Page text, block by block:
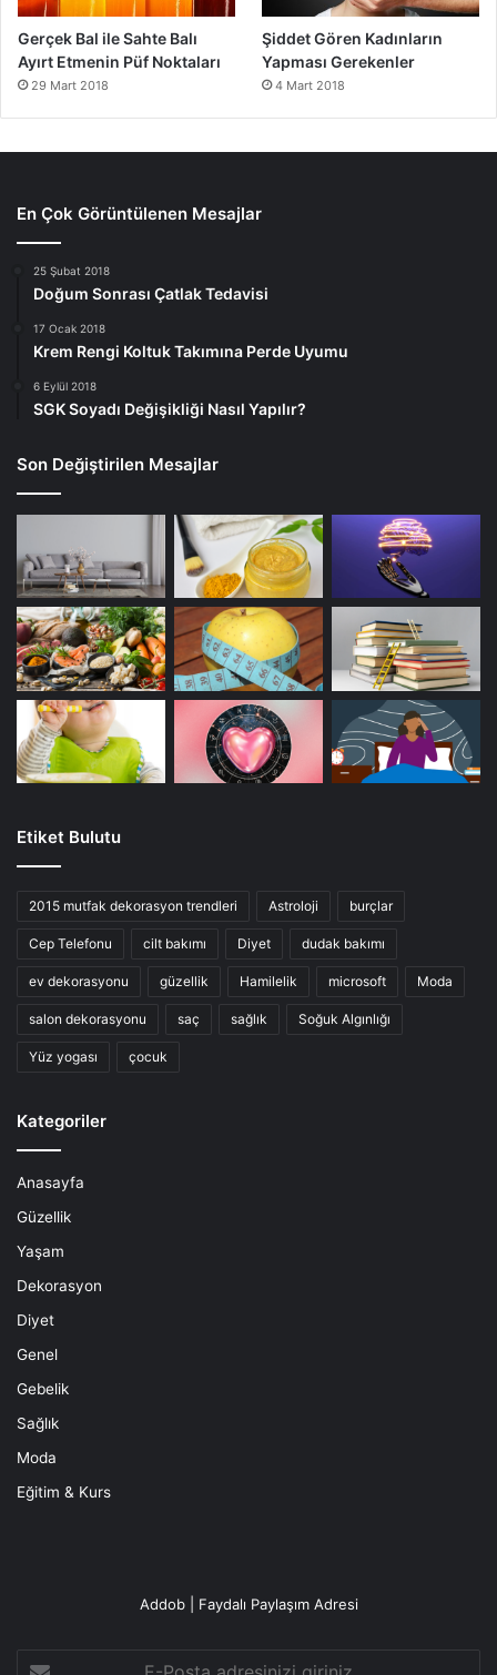
Gerçek Bal ile Sahte Balı
Ayırt Etmenin Püf Noktaları
29 Mart 2018
Şiddet Gören Kadınların
Yapması Gerekenler
4 Mart 2018
En Çok Görüntülenen Mesajlar
25 Şubat 2018
Doğum Sonrası Çatlak Tedavisi
17 Ocak 2018
Krem Rengi Koltuk Takımına Perde Uyumu
6 Eylül 2018
SGK Soyadı Değişikliği Nasıl Yapılır?
Son Değiştirilen Mesajlar
Etiket Bulutu
2015 mutfak dekorasyon trendleri Astroloji burçlar
Cep Telefonu cilt bakımı Diyet dudak bakımı
ev dekorasyonu güzellik Hamilelik microsoft Moda
salon dekorasyonu saç sağlık Soğuk Algınlığı
Yüz yogası çocuk
Kategoriler
Anasayfa
Güzellik
Yaşam
Dekorasyon
Diyet
Genel
Gebelik
Sağlık
Moda
Eğitim & Kurs
Addob | Faydalı Paylaşım Adresi